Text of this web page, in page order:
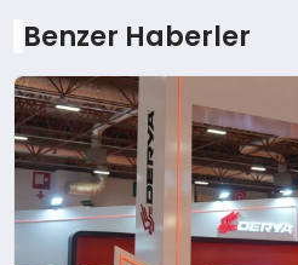
Benzer Haberler